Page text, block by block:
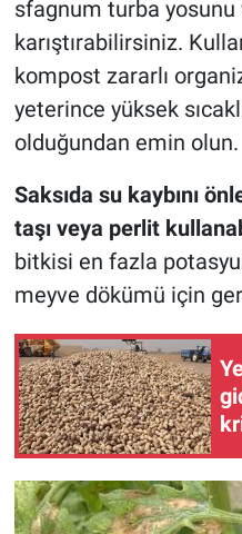
sfagnum turba
karıştırabilirsiniz.
kompost zararlı
yeterince yüksek
olduğundan emin olun.
Saksıda su kaybını
taşı veya perlit
bitkisi en fazla
meyve dökümü için